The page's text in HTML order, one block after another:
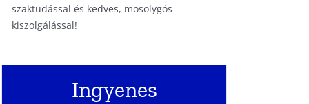
szaktudással és kedves, mosolygós
kiszolgálással!
Ingyenes